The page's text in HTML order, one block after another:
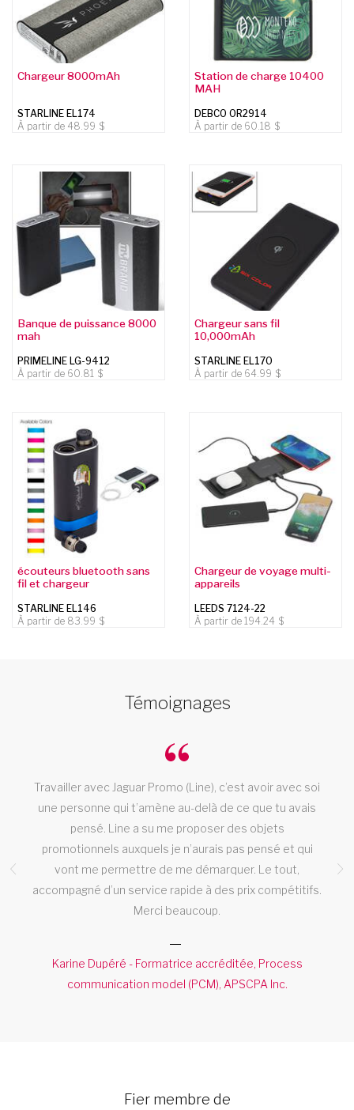
Chargeur 8000mAh
STARLINE EL174
À partir de 48.99
Station de charge 10400
MAH
DEBCO OR2914
À partir de 60.18
Banque de puissance 8000
mah
PRIMELINE LG-9412
À partir de 60.81
Chargeur sans fil
10,000mAh
STARLINE EL170
À partir de 64.99
écouteurs bluetooth sans
fil et chargeur
STARLINE EL146
À partir de 83.99
Chargeur de voyage multi-
appareils
LEEDS 7124-22
À partir de194.24
Témoignages
Travailler avec Jaguar Promo (Line), c’est avoir avec soi
une personne qui t’amène au-delà de ce que tu avais
pensé. Line a su me proposer des objets
promotionnels auxquels je n’aurais pas pensé et qui
vont me permettre de me démarquer. Le tout,
accompagné d’un service rapide à des prix compétitifs.
Merci beaucoup.
Karine Dupéré - Formatrice accréditée, Process
communication model (PCM), APSCPA Inc.
Fier membre de